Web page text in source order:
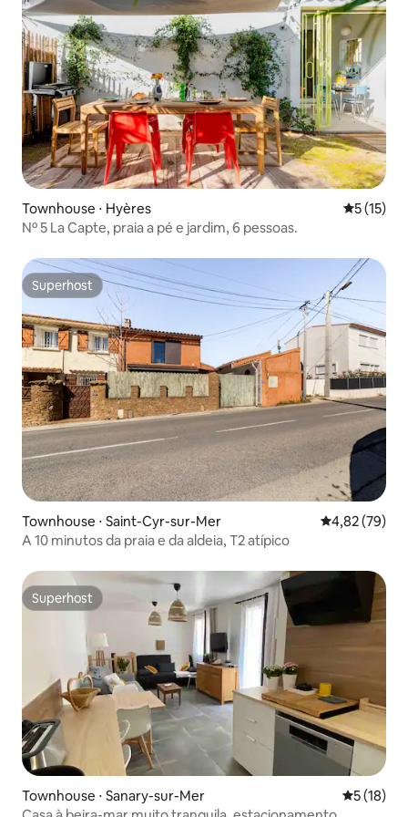
Townhouse ⋅ Hyères 5 de uma
5 (15)
Nº 5 La Capte, praia a pé e jardim, 6 pessoas.
Superhost
Superhost
Townhouse ⋅ Saint-Cyr-sur-Mer 4,82 de uma
4,82 (79)
A 10 minutos da praia e da aldeia, T2 atípico
Superhost
Superhost
Townhouse ⋅ Sanary-sur-Mer 5 de uma
5 (18)